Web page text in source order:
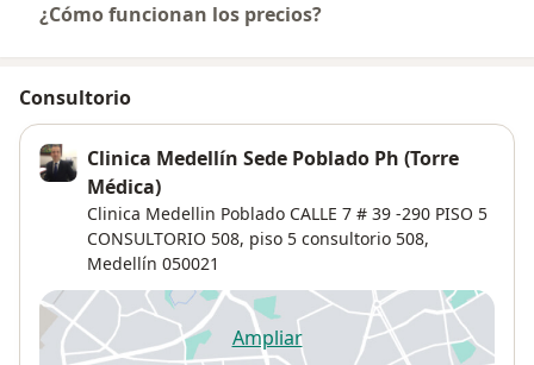
¿Cómo funcionan los precios?
Consultorio
Clinica Medellín Sede Poblado Ph (Torre
Médica)
Clinica Medellin Poblado CALLE 7 # 39 -290 PISO 5
CONSULTORIO 508, piso 5 consultorio 508,
Medellín 050021
Ampliarse abre en una nueva